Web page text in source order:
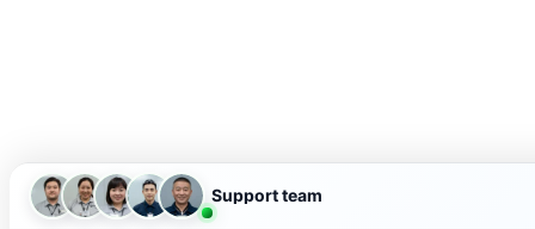
Support team